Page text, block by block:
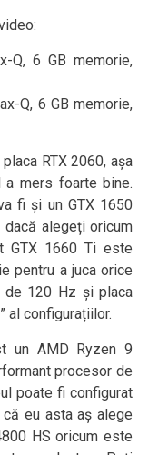
Q, 6 GB memorie,
Q, 6 GB memorie,
RTX 2060, așa
mers foarte bine.
fi și un GTX 1650
alegeți oricum
GTX 1660 Ti este
pentru a juca orice
de 120 Hz și placa
al configurațiilor.
un AMD Ryzen 9
procesor de
poate fi configurat
eu asta aș alege
HS oricum este